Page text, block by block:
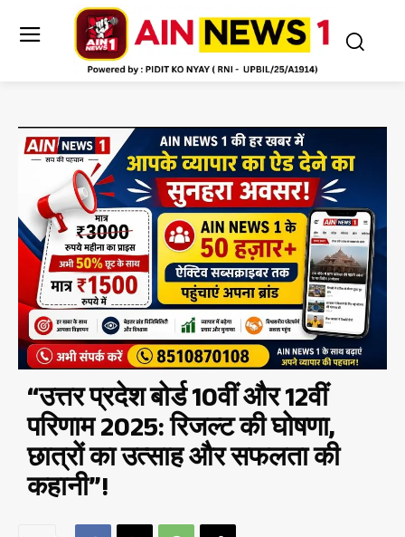
“उत्तर प्रदेश बोर्ड 10वीं और 12वीं
परिणाम 2025: रिजल्ट की घोषणा,
छात्रों का उत्साह और सफलता की
कहानी”!